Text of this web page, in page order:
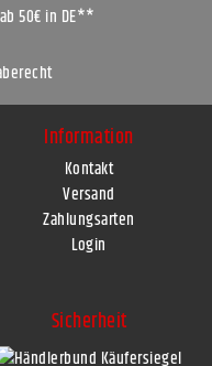
50€ in DE**
Information
Kontakt
Versand
Zahlungsarten
Login
Sicherheit